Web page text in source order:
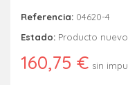
Referencia: 04620-4
Estado: Producto nuevo
160,75 € sin